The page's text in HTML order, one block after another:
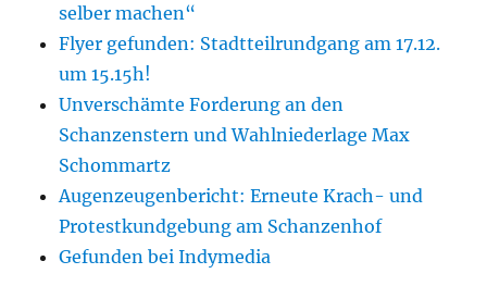
selber machen“
Flyer gefunden: Stadtteilrundgang am 17.12.
um 15.15h!
Unverschämte Forderung an den
Schanzenstern und Wahlniederlage Max
Schommartz
Augenzeugenbericht: Erneute Krach- und
Protestkundgebung am Schanzenhof
Gefunden bei Indymedia